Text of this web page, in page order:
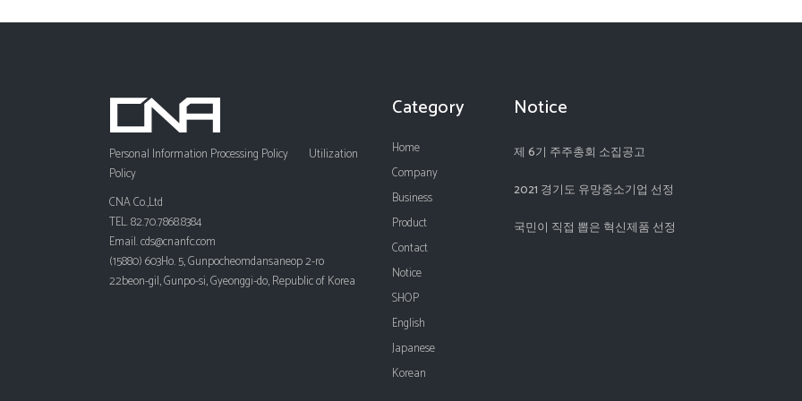
Personal Information Processing Policy
Utilization
Policy
CNA Co.,Ltd
TEL. 82.70.7868.8384
Email. cds@cnanfc.com
(15880) 603Ho. 5, Gunpocheomdansaneop 2-ro
22beon-gil, Gunpo-si, Gyeonggi-do, Republic of Korea
Category
Home
Company
Business
Product
Contact
Notice
SHOP
English
Japanese
Korean
Notice
제 6기 주주총회 소집공고
2021 경기도 유망중소기업 선정
국민이 직접 뽑은 혁신제품 선정